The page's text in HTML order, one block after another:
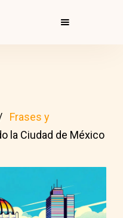
Frases y
la Ciudad de México